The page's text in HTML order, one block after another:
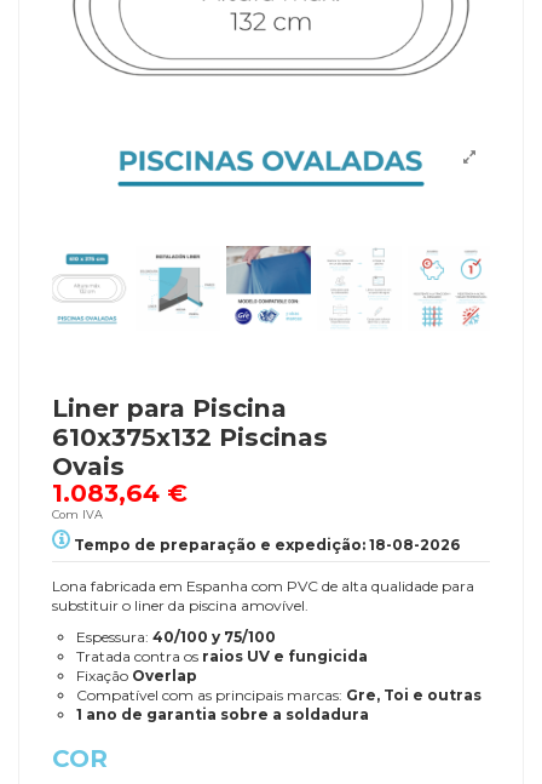
Liner para Piscina
610x375x132 Piscinas
Ovais
1.083,64 €
Com IVA
Tempo de preparação e expedição: 18-08-2026
Lona fabricada em Espanha com PVC de alta qualidade para
substituir o liner da piscina amovível.
Espessura: 40/100 y 75/100
Tratada contra os raios UV e fungicida
Fixação Overlap
Compatível com as principais marcas: Gre, Toi e outras
1 ano de garantia sobre a soldadura
COR